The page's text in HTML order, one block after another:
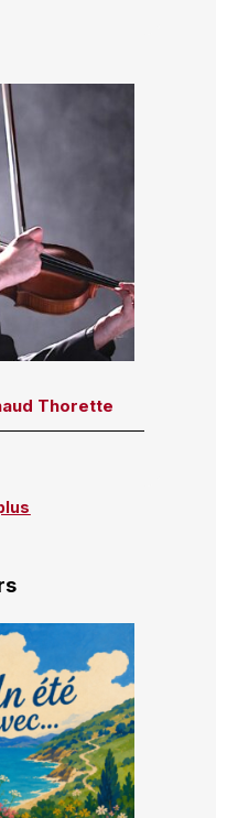
Thorette